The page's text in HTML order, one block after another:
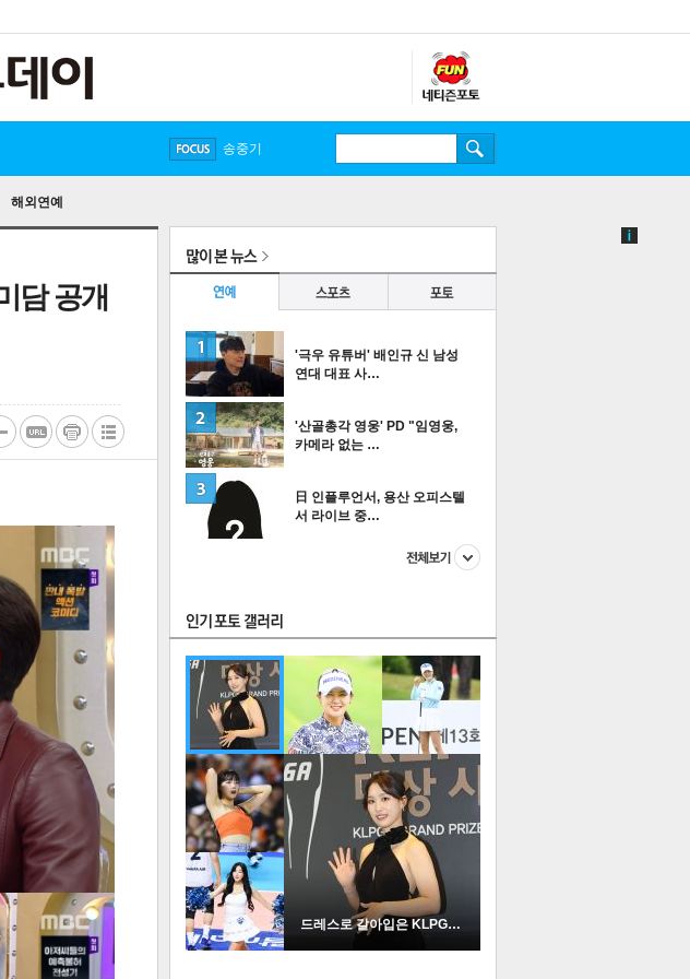
해외연예
FOCUS
송중기
담 공개
url 복 인쇄 목록
많이 본 뉴스
연예
스포츠 포토
'극우 유튜버' 배인규 신 남성
연대 대표 사…
2
'산골총각 영웅' PD "임영웅,
카메라 없는 …
日 인플루언서, 용산 오피스텔
서 라이브 중…
드레스로 갈아입은 KLPGA …